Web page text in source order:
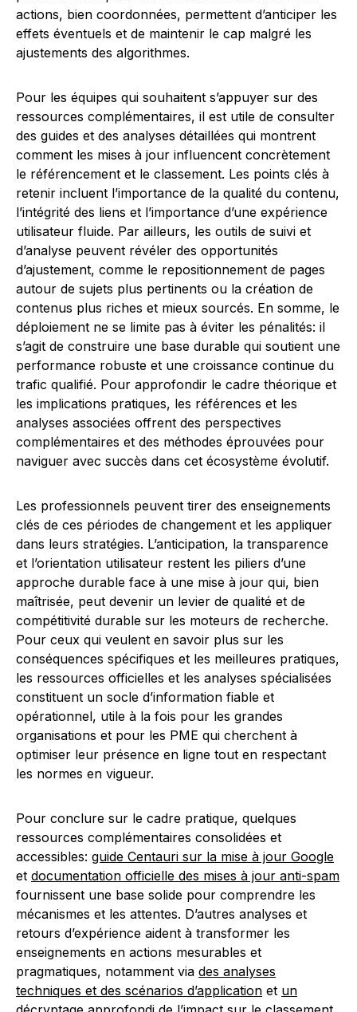
actions, bien coordonnées, permettent d’anticiper les
effets éventuels et de maintenir le cap malgré les
ajustements des algorithmes.
Pour les équipes qui souhaitent s’appuyer sur des
ressources complémentaires, il est utile de consulter
des guides et des analyses détaillées qui montrent
comment les mises à jour influencent concrètement
le référencement et le classement. Les points clés à
retenir incluent l’importance de la qualité du contenu,
l’intégrité des liens et l’importance d’une expérience
utilisateur fluide. Par ailleurs, les outils de suivi et
d’analyse peuvent révéler des opportunités
d’ajustement, comme le repositionnement de pages
autour de sujets plus pertinents ou la création de
contenus plus riches et mieux sourcés. En somme, le
déploiement ne se limite pas à éviter les pénalités: il
s’agit de construire une base durable qui soutient une
performance robuste et une croissance continue du
trafic qualifié. Pour approfondir le cadre théorique et
les implications pratiques, les références et les
analyses associées offrent des perspectives
complémentaires et des méthodes éprouvées pour
naviguer avec succès dans cet écosystème évolutif.
Les professionnels peuvent tirer des enseignements
clés de ces périodes de changement et les appliquer
dans leurs stratégies. L’anticipation, la transparence
et l’orientation utilisateur restent les piliers d’une
approche durable face à une mise à jour qui, bien
maîtrisée, peut devenir un levier de qualité et de
compétitivité durable sur les moteurs de recherche.
Pour ceux qui veulent en savoir plus sur les
conséquences spécifiques et les meilleures pratiques,
les ressources officielles et les analyses spécialisées
constituent un socle d’information fiable et
opérationnel, utile à la fois pour les grandes
organisations et pour les PME qui cherchent à
optimiser leur présence en ligne tout en respectant
les normes en vigueur.
Pour conclure sur le cadre pratique, quelques
ressources complémentaires consolidées et
accessibles: guide Centauri sur la mise à jour Google
et documentation officielle des mises à jour anti-spam
fournissent une base solide pour comprendre les
mécanismes et les attentes. D’autres analyses et
retours d’expérience aident à transformer les
enseignements en actions mesurables et
pragmatiques, notamment via des analyses
techniques et des scénarios d’application et un